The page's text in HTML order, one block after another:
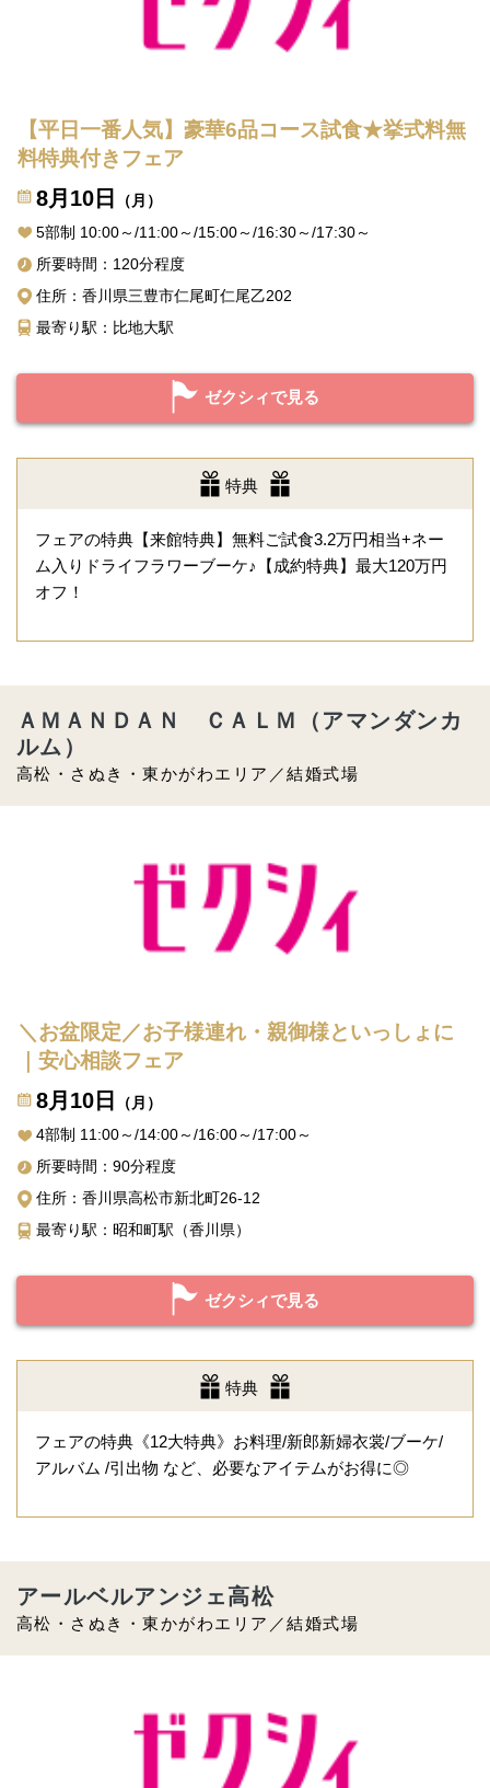
【平日一番人気】豪華6品コース試食★挙式料無
料特典付きフェア
8月10日
（月）
5部制 10:00～/11:00～/15:00～/16:30～/17:30～
所要時間：120分程度
住所：香川県三豊市仁尾町仁尾乙202
最寄り駅：比地大駅
ゼクシィで見る
特典
フェアの特典【来館特典】無料ご試食3.2万円相当+ネー
ム入りドライフラワーブーケ♪【成約特典】最大120万円
オフ！
高松・さぬき・東かがわエリア／結婚式場
ＡＭＡＮＤＡＮ ＣＡＬＭ（アマンダンカ
ルム）
＼お盆限定／お子様連れ・親御様といっしょに
｜安心相談フェア
8月10日
（月）
4部制 11:00～/14:00～/16:00～/17:00～
所要時間：90分程度
住所：香川県高松市新北町26-12
最寄り駅：昭和町駅（香川県）
ゼクシィで見る
特典
フェアの特典《12大特典》お料理/新郎新婦衣裳/ブーケ/
アルバム /引出物 など、必要なアイテムがお得に◎
高松・さぬき・東かがわエリア／結婚式場
アールベルアンジェ高松